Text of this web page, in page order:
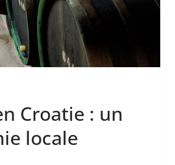
Croatie : un
locale